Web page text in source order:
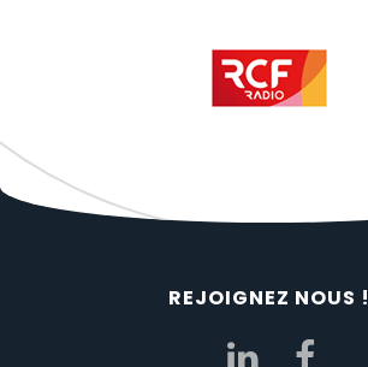
REJOIGNEZ NOUS !